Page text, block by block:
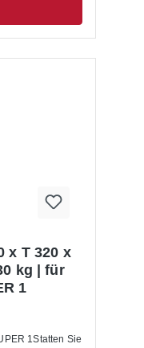
kg | für
1
1Statten Sie